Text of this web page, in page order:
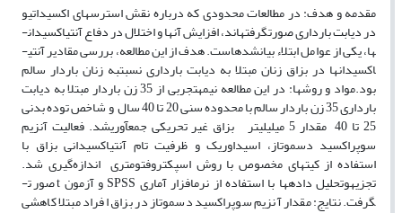
مقدمه و هدف: در مطالعات محدودی که درباره نقش استرس­های اکسیداتیو
در دیابت بارداری صورت­گرفته­اند، افزایش آنها و اختلال در دفاع آنتی­اکسیدان­
ها، یکی از عوامل ابتلاء بیان­شده­است. هدف از این مطالعه، بررسی مقادیر آنتی­
اکسیدان­ها در بزاق زنان مبتلا به دیابت بارداری نسبت­به زنان باردار سالم
بود.مواد و روش­ها: در این مطالعه نیمه­تجربی از 35 زن باردار مبتلا به دیابت
بارداری 35 زن باردار سالم با محدوده سنی 20 تا 40 سال و شاخص توده بدنی
25 تا 40 مقدار 5 میلی­لیتر بزاق غیر تحریکی جمع­آوری­شد. فعالیت آنزیم
سوپراکسید دسموتاز، اسیداوریک و ظرفیت تام آنتی­اکسیدانی بزاق با
استفاده از کیت­های مخصوص با روش اسپکتروفتومتری اندازه‌گیری شد.
تجزیه­و­تحلیل داده­ها با استفاده از نرم­افزار آماری SPSS و آزمون t صورت­
گرفت. نتایج: مقدار آنزیم سوپراکسید دسموتاز در بزاق افراد مبتلا کاهشی